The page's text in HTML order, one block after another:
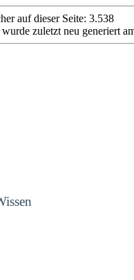
auf dieser Seite: 3.538
zuletzt neu generiert